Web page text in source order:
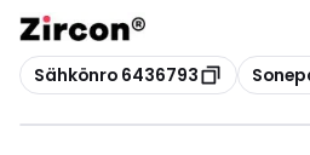
Kopioi
Sähkönro 6436793 Kopioi